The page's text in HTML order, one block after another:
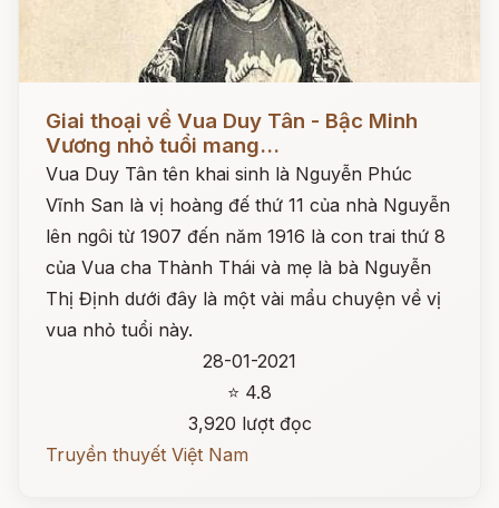
Giai thoại về Vua Duy Tân - Bậc Minh
Vương nhỏ tuổi mang...
Vua Duy Tân tên khai sinh là Nguyễn Phúc
Vĩnh San là vị hoàng đế thứ 11 của nhà Nguyễn
lên ngôi từ 1907 đến năm 1916 là con trai thứ 8
của Vua cha Thành Thái và mẹ là bà Nguyễn
Thị Định dưới đây là một vài mẩu chuyện về vị
vua nhỏ tuổi này.
28-01-2021
⭐ 4.8
3,920 lượt đọc
Truyền thuyết Việt Nam